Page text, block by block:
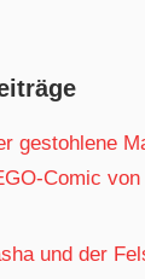
gestohlene
Comic
und der